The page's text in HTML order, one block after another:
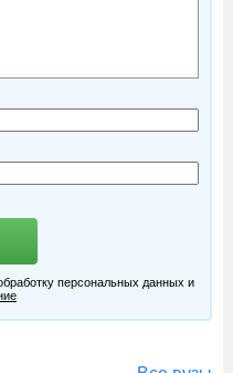
персональных данных и